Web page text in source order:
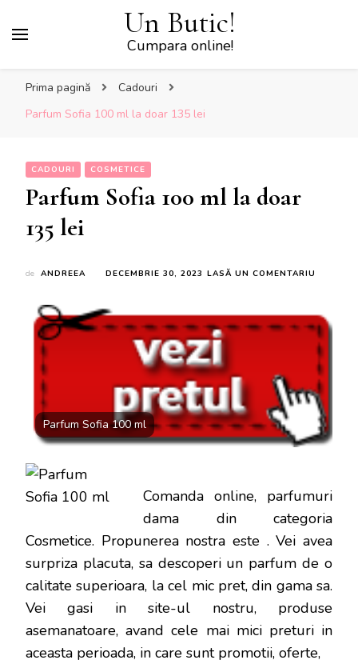
Un Butic!
Cumpara online!
Prima pagină
Cadouri
Parfum Sofia 100 ml la doar 135 lei
CADOURI COSMETICE
Parfum Sofia 100 ml la doar
135 lei
de ANDREEA DECEMBRIE 30, 2023 LASĂ UN COMENTARIU
100
ML
LA
DOAR
135
LEI
Parfum Sofia 100 ml
Comanda online, parfumuri
dama din categoria
Cosmetice. Propunerea nostra este . Vei avea
surpriza placuta, sa descoperi un parfum de o
calitate superioara, la cel mic pret, din gama sa.
Vei gasi in site-ul nostru, produse
asemanatoare, avand cele mai mici preturi in
aceasta perioada, in care sunt promotii, oferte,